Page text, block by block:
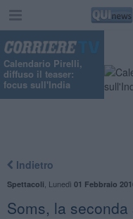
Calendario Pirelli,
diffuso il teaser:
focus sull'India
Indietro
Spettacoli Lunedì 01 Febbraio
Soms, la